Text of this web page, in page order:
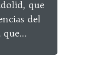
que
del
que...